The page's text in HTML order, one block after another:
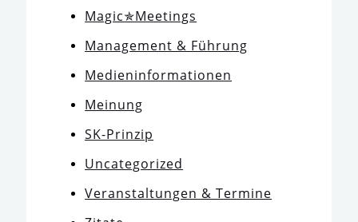
Magic✯Meetings
Management & Führung
Medieninformationen
Meinung
SK-Prinzip
Uncategorized
Veranstaltungen & Termine